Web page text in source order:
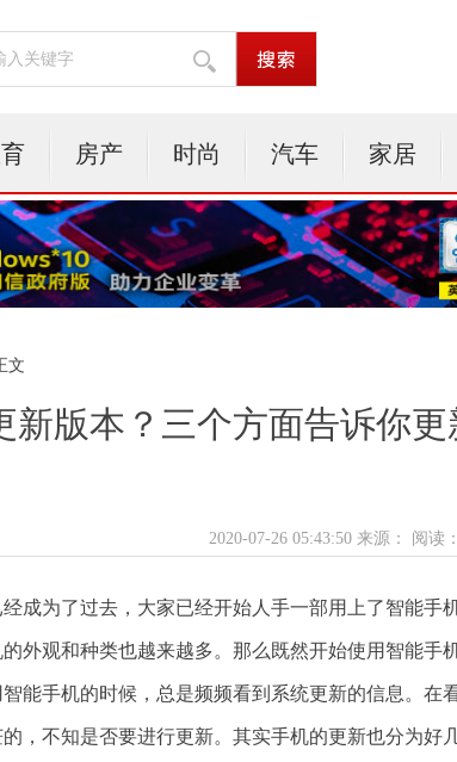
房产 时尚 汽车 家居
文
新版本？三个方面告诉你更
2020-07-26 05:43:50 来源： 阅读
成为了过去，大家已经开始人手一部用上了智能手机
外观和种类也越来越多。那么既然开始使用智能手机
能手机的时候，总是频频看到系统更新的信息。在
，不知是否要进行更新。其实手机的更新也分为好